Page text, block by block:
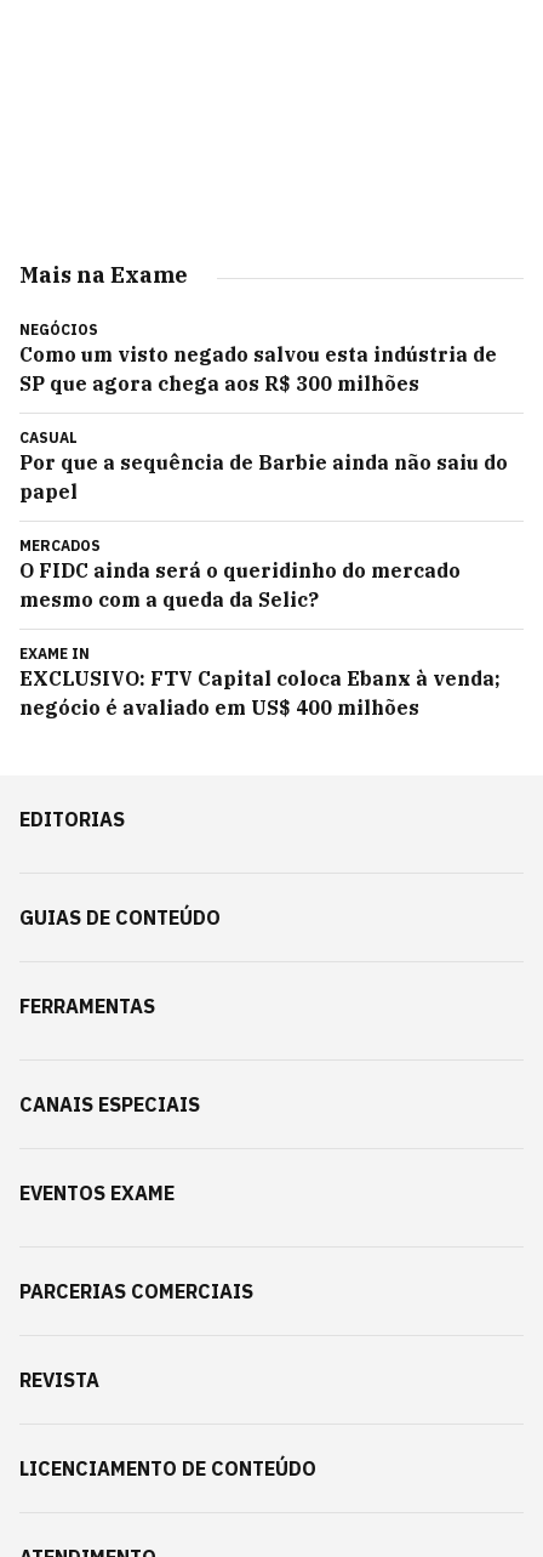
Mais na Exame
NEGÓCIOS
Como um visto negado salvou esta indústria de
SP que agora chega aos R$ 300 milhões
CASUAL
Por que a sequência de Barbie ainda não saiu do
papel
MERCADOS
O FIDC ainda será o queridinho do mercado
mesmo com a queda da Selic?
EXAME IN
EXCLUSIVO: FTV Capital coloca Ebanx à venda;
negócio é avaliado em US$ 400 milhões
EDITORIAS
GUIAS DE CONTEÚDO
FERRAMENTAS
CANAIS ESPECIAIS
EVENTOS EXAME
PARCERIAS COMERCIAIS
REVISTA
LICENCIAMENTO DE CONTEÚDO